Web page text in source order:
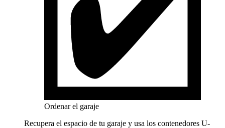
Ordenar el garaje
Recupera el espacio de tu garaje y usa los contenedores U-